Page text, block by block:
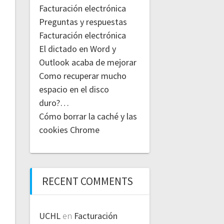
Facturación electrónica
Preguntas y respuestas
Facturación electrónica
El dictado en Word y
Outlook acaba de mejorar
Como recuperar mucho
espacio en el disco
duro?…
Cómo borrar la caché y las
cookies Chrome
RECENT COMMENTS
UCHLen Facturación